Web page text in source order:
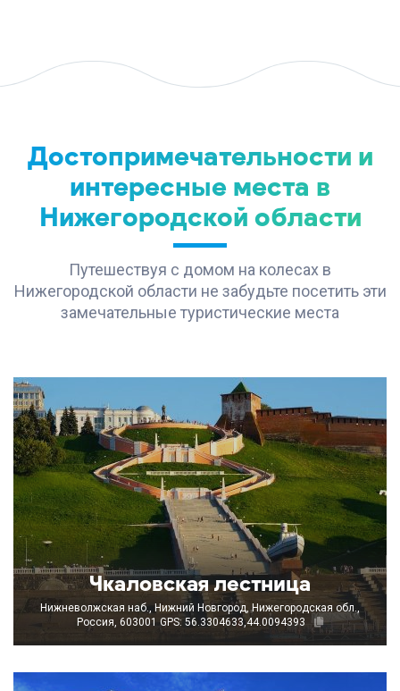
Достопримечательности и
интересные места в
Нижегородской области
Путешествуя с домом на колесах в
Нижегородской области не забудьте посетить эти
замечательные туристические места
Чкаловская лестница
Нижневолжская наб., Нижний Новгород, Нижегородская обл.,
Россия, 603001 GPS: 56.3304633,44.0094393